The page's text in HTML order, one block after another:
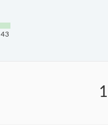
43